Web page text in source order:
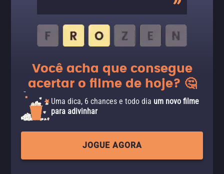
Você acha que consegue
acertar o filme de hoje? 🤔
Uma dica, 6 chances e todo dia um novo filme
para adivinhar
JOGUE AGORA